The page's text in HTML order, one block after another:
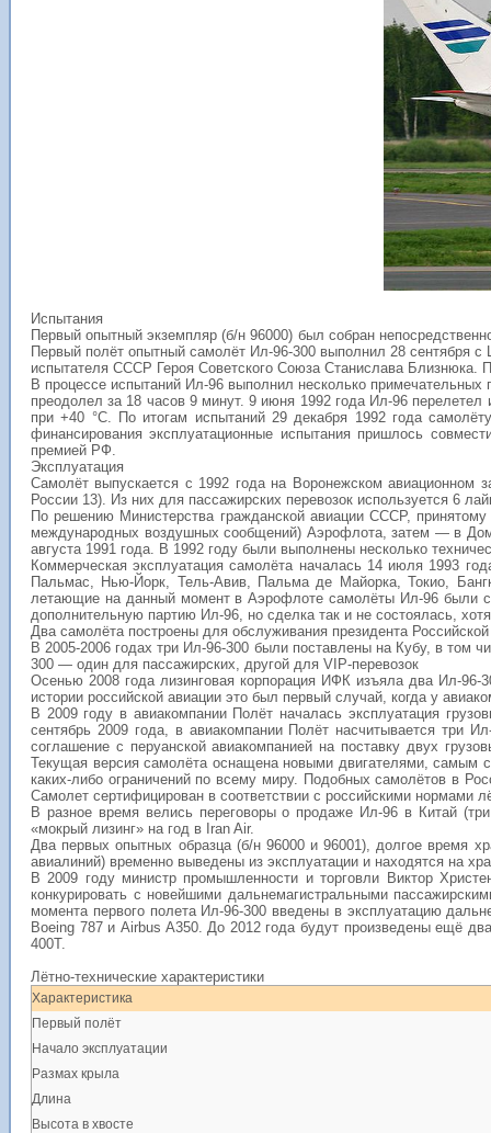
Испытания
Первый опытный экземпляр (б/н 96000) был собран
Первый полёт опытный самолёт Ил-96-300 выполнил 28 сентября
испытателя СССР Героя Советского Союза Станислава Близнюка.
В процессе испытаний Ил-96 выполнил несколько
преодолел за 18 часов 9 минут. 9 июня 1992 года Ил-96
при +40 °C. По итогам испытаний 29 декабря 1992 года
финансирования эксплуатационные испытания пришлось
премией РФ.
Эксплуатация
Самолёт выпускается с 1992 года на Воронежском авиационном
России 13). Из них для пассажирских перевозок используется 6
По решению Министерства гражданской авиации СССР,
международных воздушных сообщений) Аэрофлота, затем — в
августа 1991 года. В 1992 году были выполнены несколько
Коммерческая эксплуатация самолёта началась 14 июля 1993
Пальмас, Нью-Йорк, Тель-Авив, Пальма де Майорка, Токио,
летающие на данный момент в Аэрофлоте самолёты Ил-96 были
дополнительную партию Ил-96, но сделка так и не состоялась,
Два самолёта построены для обслуживания президента
В2005-2006 годах три Ил-96-300 были поставлены на Кубу, в том
300 — один для пассажирских, другой для VIP-перевозок
Осенью 2008 года лизинговая корпорация ИФКизъяла два Ил-96-
истории российской авиации это был первый случай, когда у
В 2009 году в авиакомпании Полёт началась эксплуатация
сентябрь 2009 года, в авиакомпании Полёт насчитывается три
соглашение с перуанской авиакомпанией на поставку двух
Текущая версия самолёта оснащена новыми двигателями, самым
каких-либо ограничений по всему миру. Подобных самолётов в
Самолет сертифицирован в соответствии с российскими
В разное время велись переговоры о продаже Ил-96 в Китай
«мокрый лизинг» на год в Iran Air.
Два первых опытных образца (б/н 96000 и 96001), долгое
авиалиний) временно выведены из эксплуатации и находятся на
В 2009 году министр промышленности и торговли Виктор
конкурировать с новейшими дальнемагистральными
момента первого полета Ил-96-300 введены в эксплуатацию
Boeing 787и Airbus A350. До 2012 года будут произведены ещё
400Т.
Лётно-технические характеристики
Характеристика
Первый полёт
Начало эксплуатации
Размах крыла
Длина
Высота в хвосте